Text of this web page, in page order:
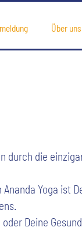
Über uns
durch die
Yoga ist
Deine